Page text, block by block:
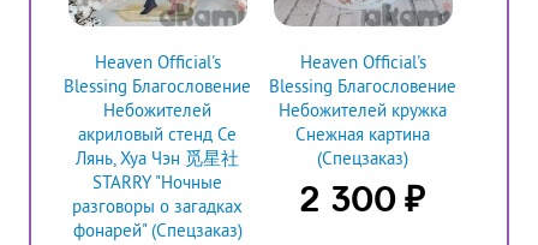
Heaven Official's
Blessing Благословение
Небожителей
акриловый стенд Се
Лянь, Хуа Чэн 觅星社
STARRY "Ночные
разговоры о загадках
фонарей" (Спецзаказ)
Heaven Official's
Blessing Благословение
Небожителей кружка
Снежная картина
(Спецзаказ)
2 300 ₽